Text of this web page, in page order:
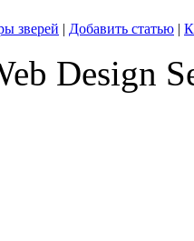
зверей | Добавить статью |
Design